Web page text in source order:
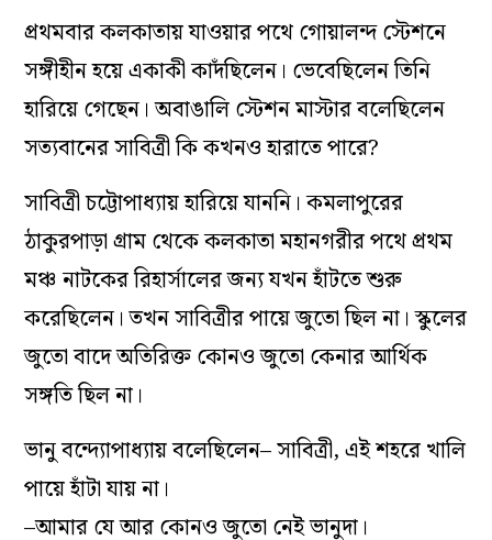
প্রথমবার কলকাতায় যাওয়ার পথে গোয়ালন্দ স্টেশনে
সঙ্গীহীন হয়ে একাকী কাদঁছিলেন। ভেবেছিলেন তিনি
হারিয়ে গেছেন। অবাঙালি স্টেশন মাস্টার বলেছিলেন
সত্যবানের সাবিত্রী কি কখনও হারাতে পারে?
সাবিত্রী চট্টোপাধ্যায় হারিয়ে যাননি। কমলাপুরের
ঠাকুরপাড়া গ্রাম থেকে কলকাতা মহানগরীর পথে প্রথম
মঞ্চ নাটকের রিহার্সালের জন্য যখন হাঁটতে শুরু
করেছিলেন। তখন সাবিত্রীর পায়ে জুতো ছিল না। স্কুলের
জুতো বাদে অতিরিক্ত কোনও জুতো কেনার আর্থিক
সঙ্গতি ছিল না।
ভানু বন্দ্যোপাধ্যায় বলেছিলেন– সাবিত্রী, এই শহরে খালি
পায়ে হাঁটা যায় না।
–আমার যে আর কোনও জুতো নেই ভানুদা।